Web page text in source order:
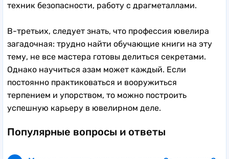
техник безопасности, работу с драгметаллами.
В-третьих, следует знать, что профессия ювелира
загадочная: трудно найти обучающие книги на эту
тему, не все мастера готовы делиться секретами.
Однако научиться азам может каждый. Если
постоянно практиковаться и вооружиться
терпением и упорством, то можно построить
успешную карьеру в ювелирном деле.
Популярные вопросы и ответы